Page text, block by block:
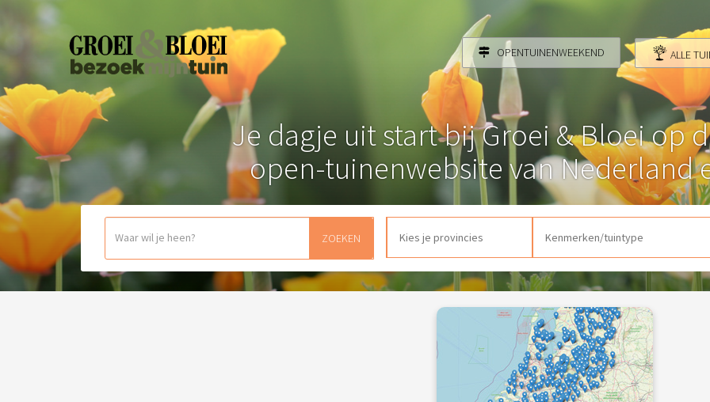
OPENTUINENWEEKEND ALLE
Je dagje uit start bij Groei & Bloei op
open-tuinenwebsite van Nederland
ZOEKEN